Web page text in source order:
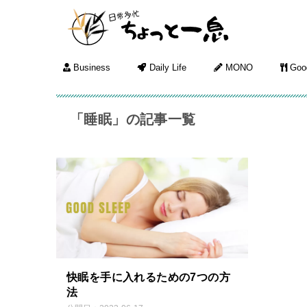
Business Daily Life MONO
「睡眠」の記事一覧
快眠を手に入れるための7つの方
法